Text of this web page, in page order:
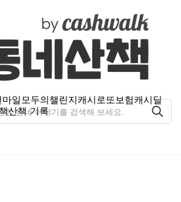
마일모두의챌린지캐시로또보험캐시딜
산책 기록